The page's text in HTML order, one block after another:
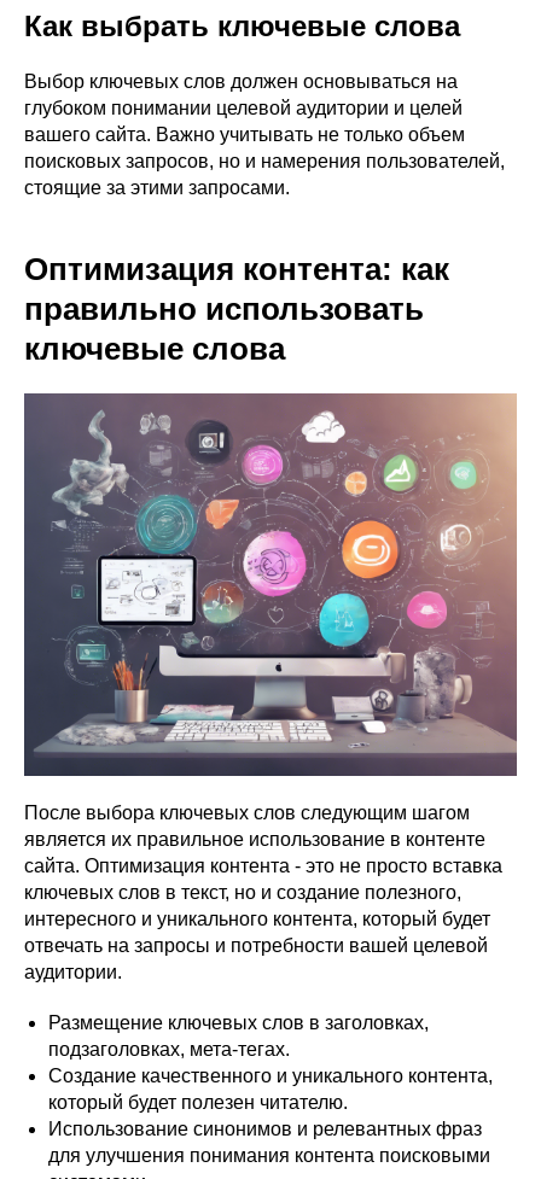
Как выбрать ключевые слова
Выбор ключевых слов должен основываться на
глубоком понимании целевой аудитории и целей
вашего сайта. Важно учитывать не только объем
поисковых запросов, но и намерения пользователей,
стоящие за этими запросами.
Оптимизация контента: как
правильно использовать
ключевые слова
После выбора ключевых слов следующим шагом
является их правильное использование в контенте
сайта. Оптимизация контента - это не просто вставка
ключевых слов в текст, но и создание полезного,
интересного и уникального контента, который будет
отвечать на запросы и потребности вашей целевой
аудитории.
Размещение ключевых слов в заголовках,
подзаголовках, мета-тегах.
Создание качественного и уникального контента,
который будет полезен читателю.
Использование синонимов и релевантных фраз
для улучшения понимания контента поисковыми